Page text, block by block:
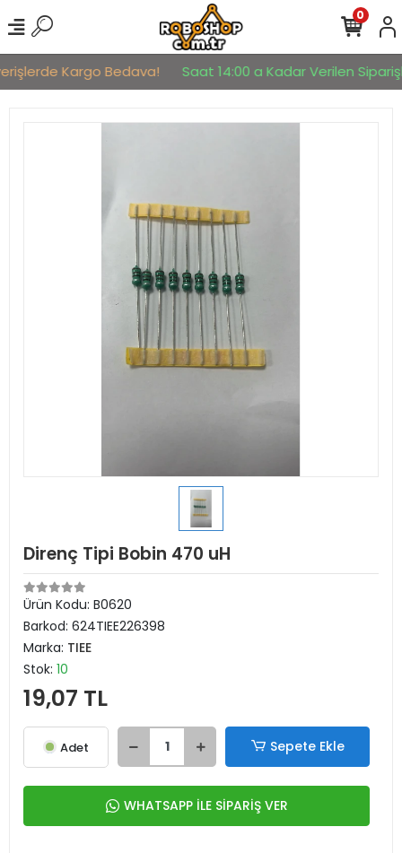
Kargo Bedava! Saat 14:00 a Kadar Verilen
0
Direnç Tipi Bobin 470 uH
Ürün Kodu: B0620
Barkod: 624TIEE226398
Marka: TIEE
Stok: 10
19,07 TL
Adet Sepete Ekle
WHATSAPP İLE SİPARİŞ VER